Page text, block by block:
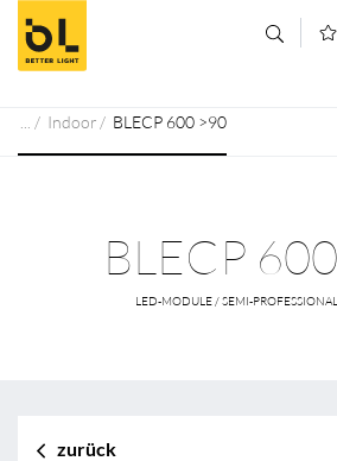
Zum Inhalt springen (Alt+0)
Zum Hauptmenü springen (Alt+1)
Indoor BLECP 600 >90
BLECP
LED-MODULE / SEMI-
zurück